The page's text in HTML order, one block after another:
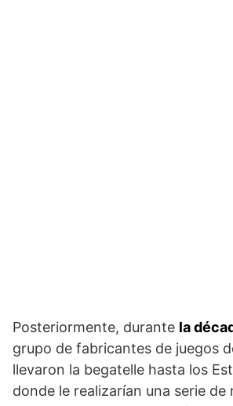
Posteriormente, durante la
grupo de fabricantes de juegos
llevaron la begatelle hasta los
donde le realizarían una serie